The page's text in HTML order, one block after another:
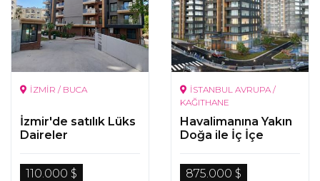
İZMİR / BUCA
İzmir'de satılık Lüks
Daireler
110.000 $
İSTANBUL AVRUPA /
KAĞITHANE
Havalimanına Yakın
Doğa ile İç İçe
875.000 $